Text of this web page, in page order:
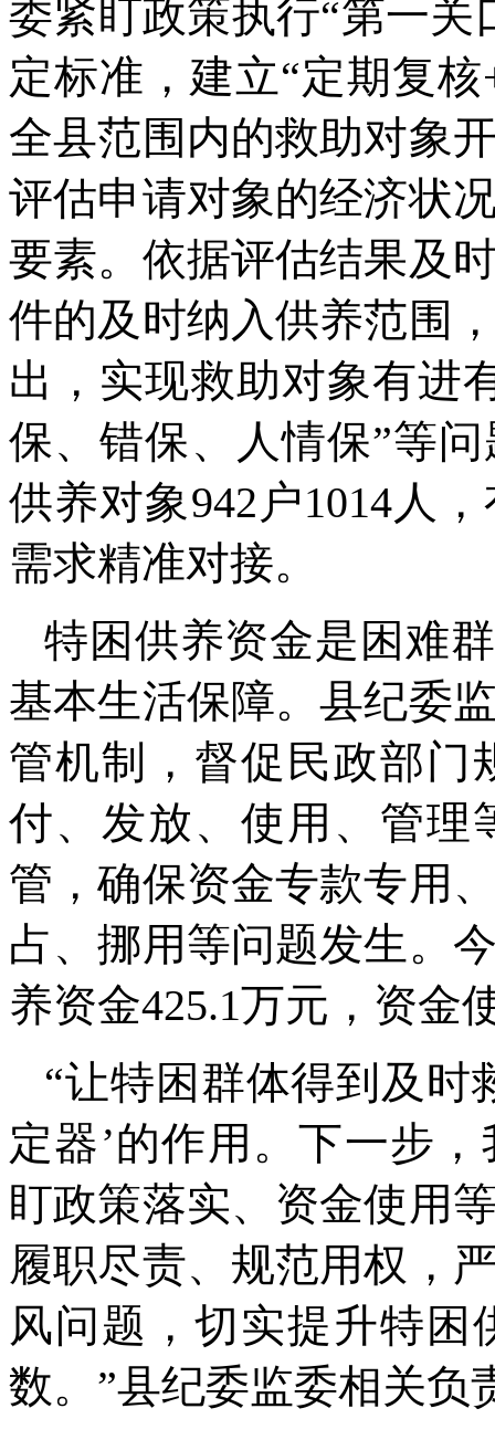
委紧盯政策执行“第一
定标准，建立“定期复
全县范围内的救助对象
评估申请对象的经济状
要素。依据评估结果及
件的及时纳入供养范围
出，实现救助对象有进
保、错保、人情保”等
供养对象942户1014人
需求精准对接。
特困供养资金是困难
基本生活保障。县纪委
管机制，督促民政部门
付、发放、使用、管理
管，确保资金专款专用
占、挪用等问题发生。
养资金425.1万元，资金
“让特困群体得到及时
定器’的作用。下一步
盯政策落实、资金使用
履职尽责、规范用权，
风问题，切实提升特
数。”县纪委监委相关负